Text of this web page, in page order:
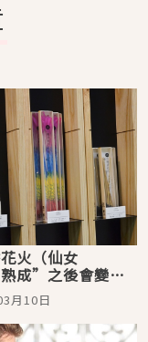
火（仙女
成”之後會變得
的嗎？
月10日